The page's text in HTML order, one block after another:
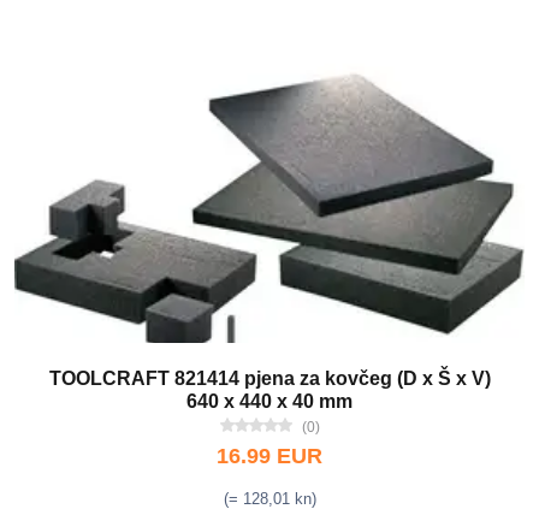
TOOLCRAFT 821414 pjena za kovčeg (D x Š x V)
640 x 440 x 40 mm
(0)
16.99 EUR
(= 128,01 kn)